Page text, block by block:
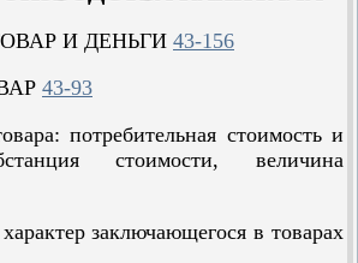
И ДЕНЬГИ 43-156
43-93
потребительная стоимость и
стоимости, величина
заключающегося в товарах